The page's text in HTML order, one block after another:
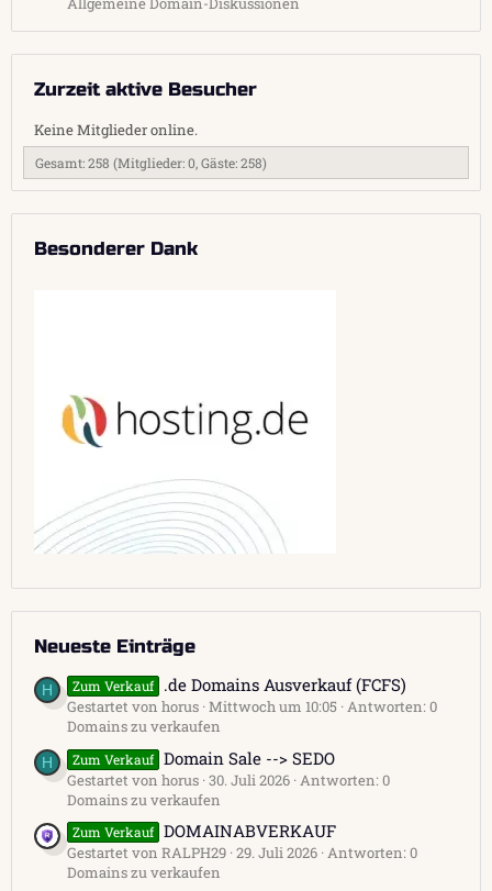
Zurzeit aktive Besucher
Keine Mitglieder online.
Gesamt: 258 (Mitglieder: 0, Gäste: 258)
Besonderer Dank
Neueste Einträge
H Zum Verkauf .de Domains Ausverkauf (FCFS)
Gestartet von horus Mittwoch um 10:05 Antworten: 0
Domains zu verkaufen
H Zum Verkauf Domain Sale --> SEDO
Gestartet von horus 30. Juli 2026 Antworten: 0
Domains zu verkaufen
Zum Verkauf DOMAINABVERKAUF
Gestartet von RALPH29 29. Juli 2026 Antworten: 0
Domains zu verkaufen